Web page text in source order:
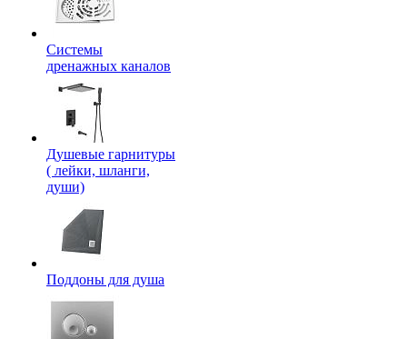
Системы
дренажных каналов
Душевые гарнитуры
( лейки, шланги,
души)
Поддоны для душа